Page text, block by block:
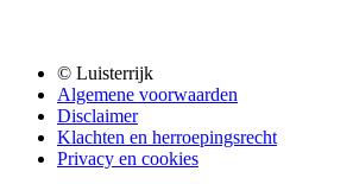
© Luisterrijk
Algemene voorwaarden
Disclaimer
Klachten en herroepingsrecht
Privacy en cookies